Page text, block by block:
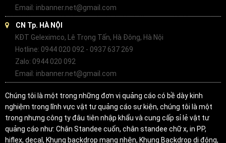
Email: inbanner.net@gmail.com
CN Tp. HÀ NỘI
KĐT Geleximco, Lê Trọng Tấn, Hà Đông, Hà Nội
Hotline: 0944 020 092 - 0937 637 269
Zalo: 0944 020 092
Email: inbanner.net@gmail.com
Chúng tôi là một trong những đơn vị quảng cáo có bề dày kinh
nghiệm trong lĩnh vực vật tư quảng cáo sự kiện, chúng tôi là một
trong nhưng công ty đâu tiên nhập khẩu và cung cấp sỉ lẻ vật tư
quảng cáo như: Chân Standee cuốn, chân standee chữ x, in PP,
hiflex, decal, Khung backdrop mạng nhện, Khung Backdrop di động,